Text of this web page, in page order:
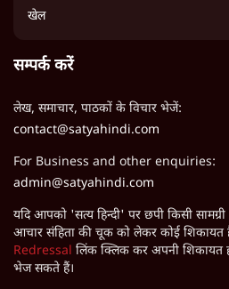
खेल
सम्पर्क करें
लेख, समाचार, पाठकों के विचार भेजें:
contact@satyahindi.com
For Business and other enquiries:
admin@satyahindi.com
यदि आपको 'सत्य हिन्दी' पर छपी किसी
आचार संहिता की चूक को लेकर कोई
Redressal लिंक क्लिक कर अपनी शिकायत
भेज सकते हैं।